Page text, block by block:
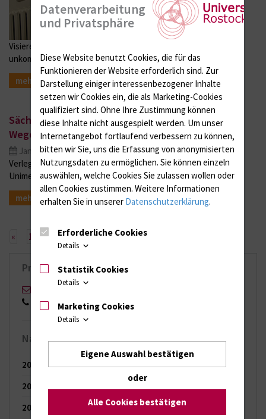
Visiere aus dem 3D-Drucker / Verbesserter Tragekomfort und
unkomplizierte Reinigung
mehr
Sächsische Covid-19-Patienten teilweise auf dem
Wege der Besserung
Jan. 04, 2021
Verlegung eines Patienten auf eine Normalstation an der
Unimedizin Rostock
mehr
« Vorherige
1 … 28 29 30
Pressekontakt
0151 17168553
Nachrichten-Archiv
2026
(65 Einträge)
2025
2024
(144 Einträge)
Datenverarbeitung
und Privatsphäre
Diese Website benutzt Cookies, die für das
Funktionieren der Website erforderlich sind. Zur
Darstellung einiger interessenbezogener Inhalte
setzen wir Cookies ein, die als Marketing-Cookies
qualifiziert sind. Ohne Ihre Zustimmung können
diese Inhalte nicht ausgespielt werden. Um unser
Internetangebot fortlaufend verbessern zu können,
bitten wir Sie, uns die Erfassung von anonymisierten
Nutzungsdaten zu ermöglichen. Sie können einzeln
auswählen, welche Cookies Sie zulassen wollen oder
allen Cookies zustimmen. Weitere Informationen
erhalten Sie in unserer Datenschutzerklärung.
Erforderliche Cookies
Details
Statistik Cookies
Details
Marketing Cookies
Details
Eigene Auswahl bestätigen
oder
Alle Cookies bestätigen